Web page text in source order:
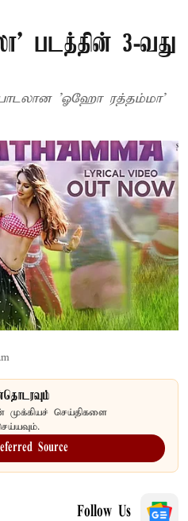
படத்தின் 3-வது
'ஓஹோ ரத்தம்மா'
முக்கியச் செய்திகளை
Source
Follow Us